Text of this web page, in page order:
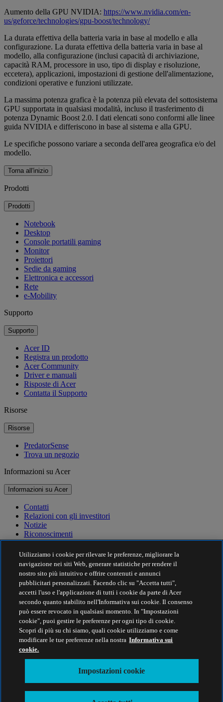
Aumento della GPU NVIDIA: https://www.nvidia.com/en-
us/geforce/technologies/gpu-boost/technology/
La durata effettiva della batteria varia in base al modello e alla
configurazione. La durata effettiva della batteria varia in base al
modello, alla configurazione (inclusi capacità di archiviazione,
capacità RAM, processore in uso, tipo di display e risoluzione,
eccetera), applicazioni, impostazioni di gestione dell'alimentazione,
condizioni operative e funzioni utilizzate.
La massima potenza grafica è la potenza più elevata del sottosistema
GPU supportata in qualsiasi modalità, incluso il trasferimento di
potenza Dynamic Boost 2.0. I dati elencati sono conformi alle linee
guida NVIDIA e differiscono in base al sistema e alla GPU.
Le specifiche possono variare a seconda dell'area geografica e/o del
modello.
Torna all'inizio
Prodotti
Prodotti
Notebook
Desktop
Console portatili gaming
Monitor
Proiettori
Sedie da gaming
Elettronica e accessori
Rete
e-Mobility
Supporto
Supporto
Acer ID
Registra un prodotto
Acer Community
Driver e manuali
Risposte di Acer
Contatta il Supporto
Risorse
Risorse
PredatorSense
Trova un negozio
Informazioni su Acer
Informazioni su Acer
Contatti
Relazioni con gli investitori
Notizie
Riconoscimenti
Eventi
Sostenibilità
Sostenibilità
Responsabilità sociale d'impresa
Impronta di carbonio del prodotto
Project Humanity
Earthion
Politica sulla privacy
Politica sui Cookie
Nota legale
Ulteriori informazioni legali
Politica sull'accessibilità
Impostazioni cookie
Italia - Italiano
Utilizziamo i cookie per rilevare le preferenze, migliorare la
navigazione nei siti Web, generare statistiche per rendere il
nostro sito più intuitivo e offrire contenuti e annunci
pubblicitari personalizzati. Facendo clic su "Accetta tutti",
accetti l'uso e l'applicazione di tutti i cookie da parte di Acer
secondo quanto stabilito nell'Informativa sui cookie. Il consenso
può essere revocato in qualsiasi momento. In "Impostazioni
cookie", puoi gestire le preferenze per ogni tipo di cookie.
Scopri di più su chi siamo, quali cookie utilizziamo e come
modificare le tue preferenze nella nostra Informativa sui
cookie.
Impostazioni cookie